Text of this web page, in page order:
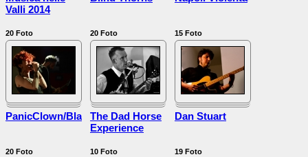
Valli 2014
20 Foto 20 Foto 15 Foto
PanicClown/Blake/Lucertulas
20 Foto
The Dad Horse
Experience
10 Foto
Dan Stuart
19 Foto